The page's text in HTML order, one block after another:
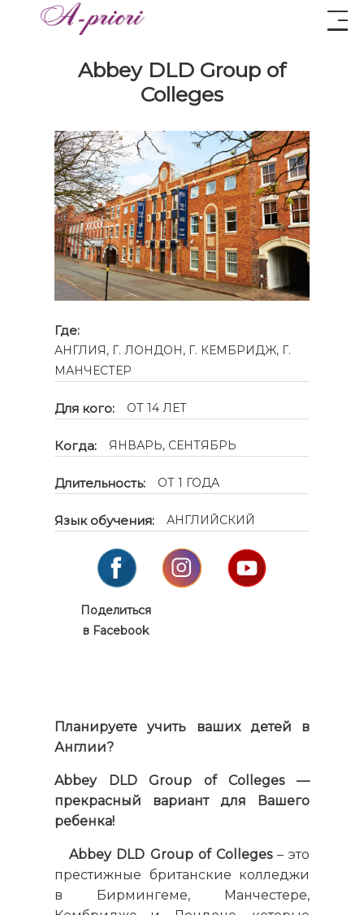
Abbey DLD Group of
Colleges
Где:
АНГЛИЯ, Г. ЛОНДОН, Г. КЕМБРИДЖ, Г.
МАНЧЕСТЕР
Для кого: ОТ 14 ЛЕТ
Когда: ЯНВАРЬ, СЕНТЯБРЬ
Длительность: ОТ 1 ГОДА
Язык обучения: АНГЛИЙСКИЙ
Поделиться
в Facebook
Планируете учить ваших детей в
Англии?
Abbey DLD Group of Colleges —
прекрасный вариант для Вашего
ребенка!
Abbey DLD Group of Colleges– это
престижные британские колледжи
в Бирмингеме, Манчестере,